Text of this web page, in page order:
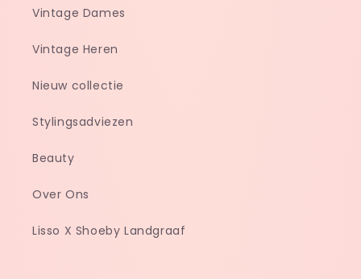
Vintage Dames
Vintage Heren
Nieuw collectie
Stylingsadviezen
Beauty
Over Ons
Lisso X Shoeby Landgraaf